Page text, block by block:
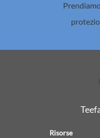
Risorse